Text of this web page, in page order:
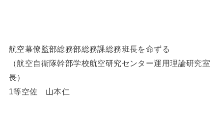
航空幕僚監部総務部総務課総務班長を命ずる
（航空自衛隊幹部学校航空研究センター運用理論研究室
長）
1等空佐 山本仁